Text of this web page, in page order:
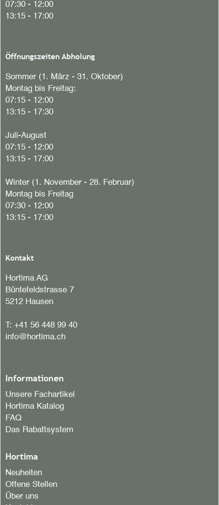
07:30 - 12:00
13:15 - 17:00
Öffnungszeiten Abholung
Sommer (1. März - 31. Oktober)
Montag bis Freitag:
07:15 - 12:00
13:15 - 17:30
Juli-August
07:15 - 12:00
13:15 - 17:00
Winter (1. November - 28. Februar)
Montag bis Freitag
07:30 - 12:00
13:15 - 17:00
Kontakt
Hortima AG
Büntefeldstrasse 7
5212 Hausen
T: +41 56 448 99 40
info@hortima.ch
Informationen
Unsere Fachartikel
Hortima Katalog
FAQ
Das Rabattsystem
Hortima
Neuheiten
Offene Stellen
Über uns